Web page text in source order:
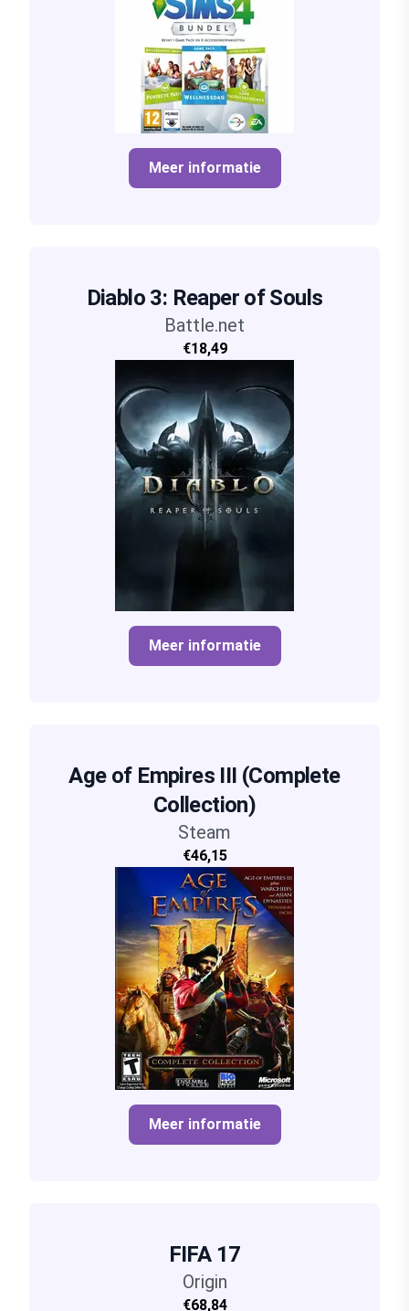
Meer informatie
Diablo 3: Reaper of Souls
Battle.net
€18,49
Meer informatie
Age of Empires III (Complete
Collection)
Steam
€46,15
Meer informatie
FIFA 17
Origin
€68,84